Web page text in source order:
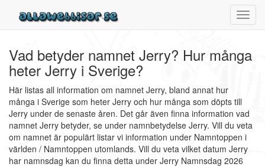
Vad betyder namnet Jerry? Hur många
heter Jerry i Sverige?
Här listas all information om namnet Jerry, bland annat hur
många i Sverige som heter Jerry och hur många som döpts till
Jerry under de senaste åren. Det går även finna information vad
namnet Jerry betyder, se under namnbetydelse Jerry. Vill du veta
om namnet är populärt listar vi information under Namntoppen i
världen / Namntoppen utomlands. Vill du veta vilket datum Jerry
har namnsdag kan du finna detta under Jerry Namnsdag 2026